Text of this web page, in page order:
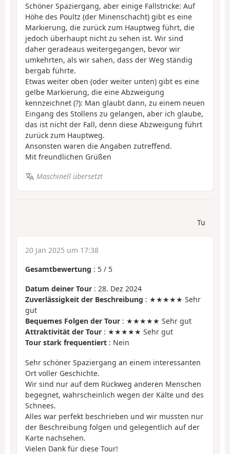
Schöner Spaziergang, aber einige Fallstricke: Auf
Höhe des Poultz (der Minenschacht) gibt es eine
Markierung, die zurück zum Hauptweg führt, die
jedoch überhaupt nicht zu sehen ist. Wir sind
daher geradeaus weitergegangen, bevor wir
umkehrten, als wir sahen, dass der Weg ständig
bergab führte.
Etwas weiter oben (oder weiter unten) gibt es eine
gelbe Markierung, die eine Abzweigung
kennzeichnet (?): Man glaubt dann, zu einem neuen
Eingang des Stollens zu gelangen, aber ich glaube,
das ist nicht der Fall, denn diese Abzweigung führt
zurück zum Hauptweg.
Ansonsten waren die Angaben zutreffend.
Mit freundlichen Grüßen
Maschinell übersetzt
Tu
20 Jan 2025 um 17:38
Gesamtbewertung : 5 / 5
Datum deiner Tour : 28. Dez 2024
Zuverlässigkeit der Beschreibung : ★★★★★ Sehr
gut
Bequemes Folgen der Tour : ★★★★★ Sehr gut
Attraktivität der Tour : ★★★★★ Sehr gut
Tour stark frequentiert : Nein
Sehr schöner Spaziergang an einem interessanten
Ort voller Geschichte.
Wir sind nur auf dem Rückweg anderen Menschen
begegnet, wahrscheinlich wegen der Kälte und des
Schnees.
Alles war perfekt beschrieben und wir mussten nur
der Beschreibung folgen und gelegentlich auf der
Karte nachsehen.
Vielen Dank für diese Tour!